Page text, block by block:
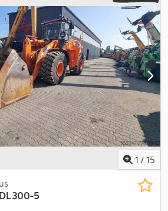
, Année de construction:2005, heures
499 h, numéro de machine/véhicule:
de sécurité selon les normes
en acier, climatisation, godet standard,
phares supplémentaires,
: Moteur diesel ISUZU à
176 kW (239 ch) Crsdpfei Rt Dmsx Ah Isf
pour marteau piqueur Plaques de
largeur de voie de mm Système de
MS-25 Pelle rétro
1 / 15
5